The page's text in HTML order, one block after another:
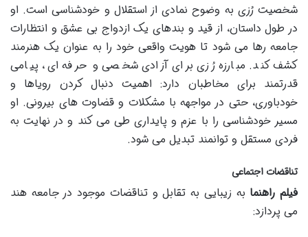
شخصیت رُزی به وضوح نمادی از استقلال و خودشناسی است. او
در طول داستان، از قید و بندهای یک ازدواج بی عشق و انتظارات
جامعه رها می شود تا هویت واقعی خود را به عنوان یک هنرمند
کشف کند. مبارزه رُزی برای آزادی شخصی و حرفه ای، پیامی
قدرتمند برای مخاطبان دارد: اهمیت دنبال کردن رویاها و
خودباوری، حتی در مواجهه با مشکلات و قضاوت های بیرونی. او
مسیر خودشناسی را با عزم و پایداری طی می کند و در نهایت به
فردی مستقل و توانمند تبدیل می شود.
تناقضات اجتماعی
فیلم راهنما به زیبایی به تقابل و تناقضات موجود در جامعه هند
می پردازد: